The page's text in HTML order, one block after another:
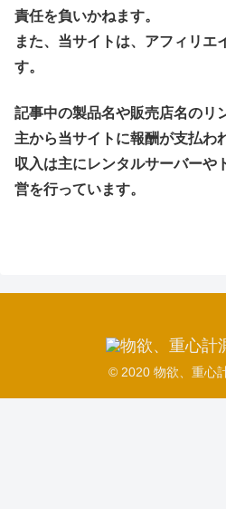
責任を負いかねます。
また、当サイトは、アフィリエ
す。
記事中の製品名や販売店名のリ
主から当サイトに報酬が支払わ
収入は主にレンタルサーバーや
営を行っています。
© 2020 物欲、重心